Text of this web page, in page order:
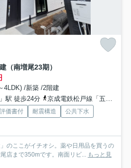
（南増尾23期）
4LDK) /新築 /2階建
駅 徒歩24分
京成電鉄松戸線「五香」駅 徒歩24分
価書付 耐震構造
公共下水
のここがイチオシ。薬や日用品を買うの
店まで350mです。南面リビ... もっと見